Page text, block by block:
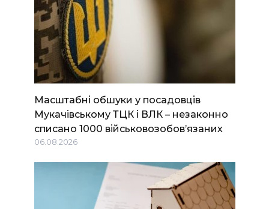
Масштабні обшуки у посадовців
Мукачівському ТЦК і ВЛК – незаконно
списано 1000 військовозобов’язаних
06.08.2026